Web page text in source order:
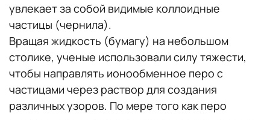
увлекает за собой видимые коллоидные
частицы (чернила).
Вращая жидкость (бумагу) на небольшом
столике, ученые использовали силу тяжести,
чтобы направлять ионообменное перо с
частицами через раствор для создания
различных узоров. По мере того как перо